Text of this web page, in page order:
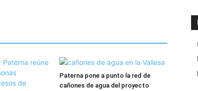
Paterna pone a punto la red de
cañones de agua del proyecto